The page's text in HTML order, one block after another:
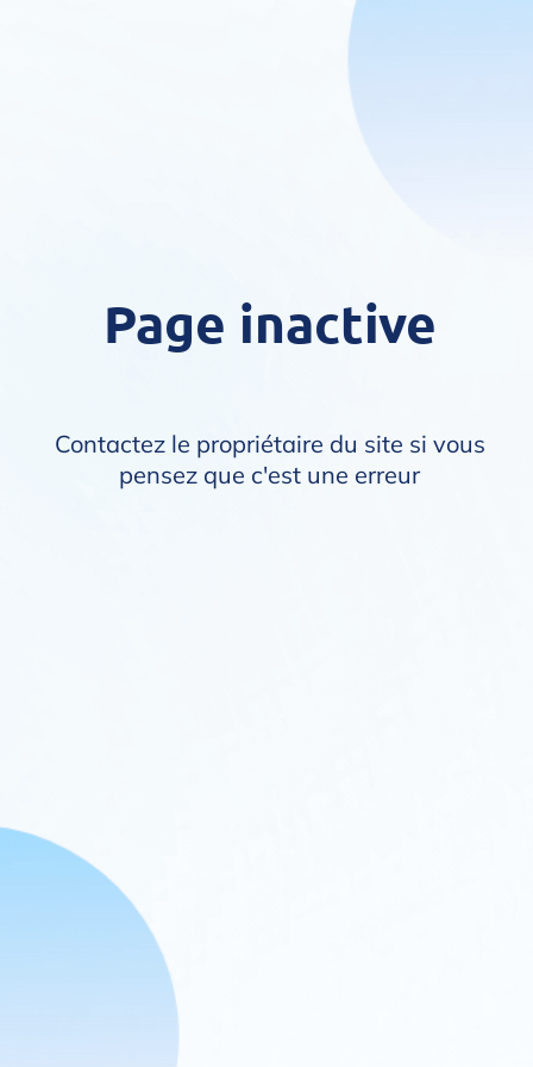
Page inactive
Contactez le propriétaire du site si vous
pensez que c'est une erreur